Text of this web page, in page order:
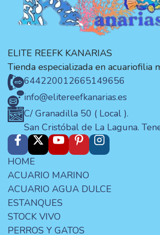
ELITE REEFK KANARIAS
Tienda especializada en acuariofilia
644220012665149656
info@elitereefkanarias.es
C/ Granadilla 50 ( Local ).
San Cristóbal de La Laguna.
HOME
ACUARIO MARINO
ACUARIO AGUA DULCE
ESTANQUES
STOCK VIVO
PERROS Y GATOS